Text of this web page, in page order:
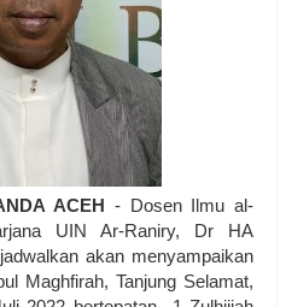
ACEH - Dosen Ilmu al-
UIN Ar-Raniry, Dr HA
akan menyampaikan
Maghfirah, Tanjung Selamat,